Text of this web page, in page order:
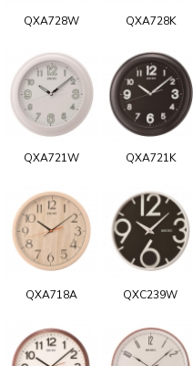
QXA728W QXA728K
QXA721W QXA721K
QXA718A QXC239W